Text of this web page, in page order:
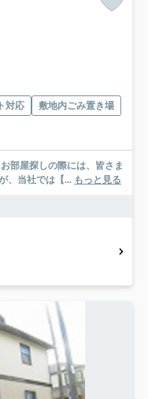
対応
敷地内ごみ置き場
、当社では【... もっと見る